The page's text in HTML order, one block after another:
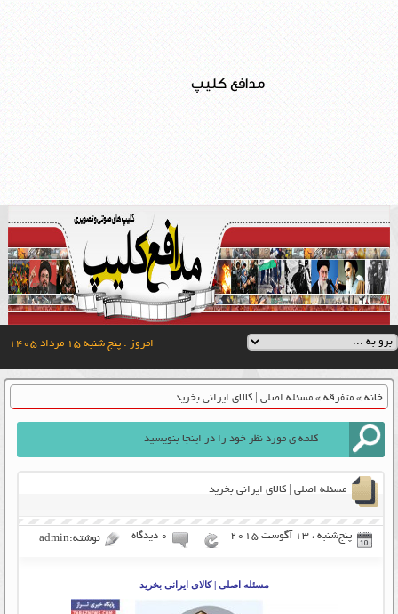
مدافع کلیپ
امروز : پنج شنبه ۱۵ مرداد ۱۴۰۵
خانه» متفرقه» مسئله اصلی | کالای ایرانی بخرید
مسئله اصلی | کالای ایرانی بخرید
پنج‌شنبه ، 13 آگوست 2015 ۰ دیدگاه نوشته:admin
مسئله اصلی | کالای ایرانی بخرید